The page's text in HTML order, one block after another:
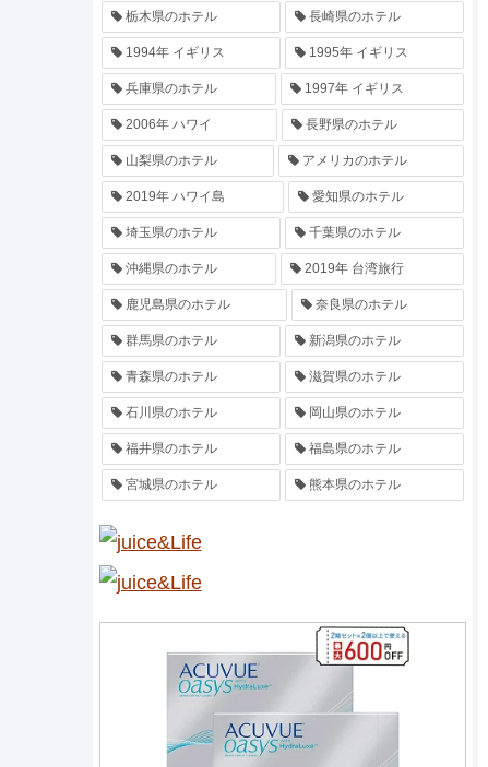
栃木県のホテル 長崎県のホテル
1994年 イギリス 1995年 イギリス
兵庫県のホテル 1997年 イギリス
2006年 ハワイ 長野県のホテル
山梨県のホテル アメリカのホテル
2019年 ハワイ島 愛知県のホテル
埼玉県のホテル 千葉県のホテル
沖縄県のホテル 2019年 台湾旅行
鹿児島県のホテル 奈良県のホテル
群馬県のホテル 新潟県のホテル
青森県のホテル 滋賀県のホテル
石川県のホテル 岡山県のホテル
福井県のホテル 福島県のホテル
宮城県のホテル 熊本県のホテル